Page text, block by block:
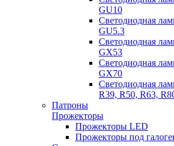
GU10
Светодиодная
GU5.3
Светодиодная
GX53
Светодиодная
GX70
Светодиодная
R39, R50, R63,
Патроны
Прожекторы
Прожекторы LED
Прожекторы под